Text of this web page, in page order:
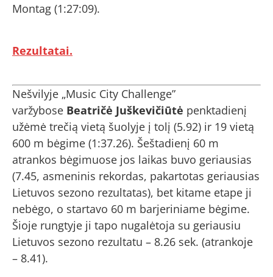
Montag (1:27:09).
Rezultatai.
Nešvilyje „Music City Challenge”
varžybose Beatričė Juškevičiūtė penktadienį
užėmė trečią vietą šuolyje į tolį (5.92) ir 19 vietą
600 m bėgime (1:37.26). Šeštadienį 60 m
atrankos bėgimuose jos laikas buvo geriausias
(7.45, asmeninis rekordas, pakartotas geriausias
Lietuvos sezono rezultatas), bet kitame etape ji
nebėgo, o startavo 60 m barjeriniame bėgime.
Šioje rungtyje ji tapo nugalėtoja su geriausiu
Lietuvos sezono rezultatu – 8.26 sek. (atrankoje
– 8.41).